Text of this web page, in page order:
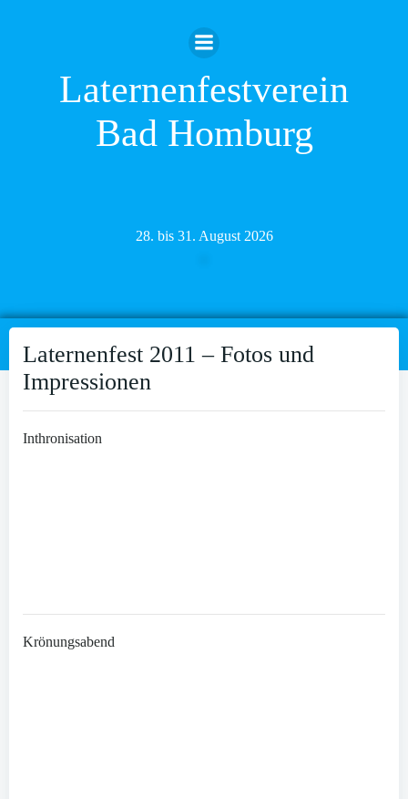
Inhalt
springen
Laternenfestverein
Bad Homburg
28. bis 31. August 2026
Laternenfest 2011 – Fotos und
Impressionen
Inthronisation
Krönungsabend